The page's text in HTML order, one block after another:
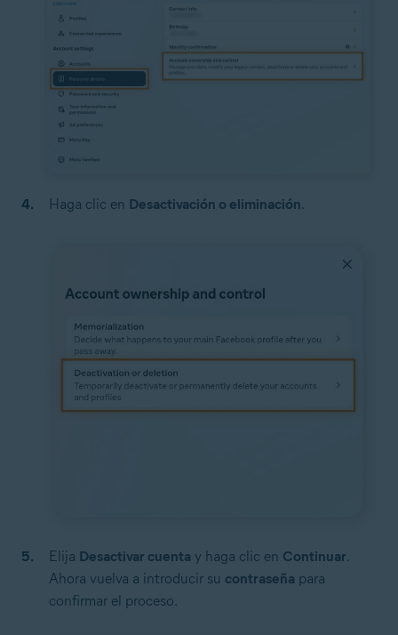
Haga clic en Desactivación o eliminación.
Elija Desactivar cuenta y haga clic en Continuar.
Ahora vuelva a introducir su contraseña para
confirmar el proceso.